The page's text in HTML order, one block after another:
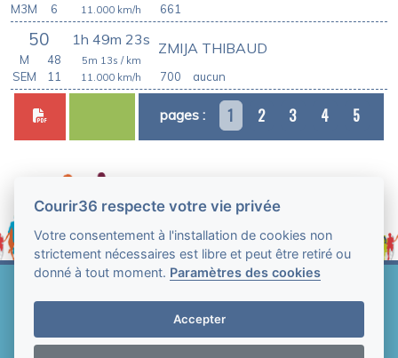
661
11.000 km/h
M3M
6
50 1h 49m 23s
700
ZMIJA THIBAUD
5m 13s / km
11.000 km/h
M
48
SEM
11 aucun
pages : 1 2 3 4 5
2004-2026
Mentions légales et conditions générales
Courir36 respecte votre vie privée
Votre consentement à l'installation de cookies non
strictement nécessaires est libre et peut être retiré ou
donné à tout moment. Paramètres des cookies
Accepter